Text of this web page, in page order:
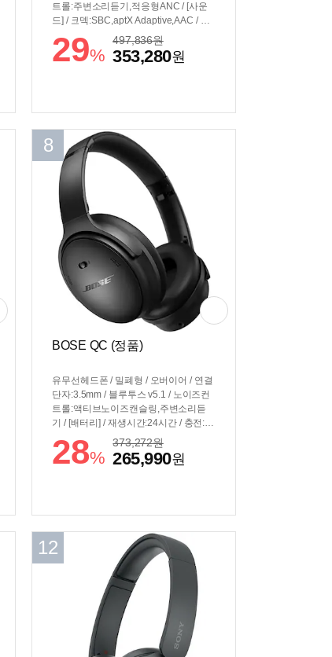
트롤:주변소리듣기,적응형ANC / [사운
드] / 코덱:SBC,aptX Adaptive,AAC / 적
응형EQ / 360도공간음향 / [배터리] / 재
생시간:24시간 / 충전:USB-C / [기능] / E
Q수동조절 / 멀티포인트 / 구글패스트페
29%
497,836원
353,280원
8
BOSE QC (정품)
유무선헤드폰 / 밀폐형 / 오버이어 / 연결
단자:3.5mm / 블루투스 v5.1 / 노이즈컨
트롤:액티브노이즈캔슬링,주변소리듣
기 / [배터리] / 재생시간:24시간 / 충전:U
SB-C / [기능] / 편의기능:음성안내 / EQ
수동조절 / 음성명령 / 멀티포인트 / [부
가] / 케이블특징:탈착식케이블 / 무게:24
28%
373,272원
265,990원
12